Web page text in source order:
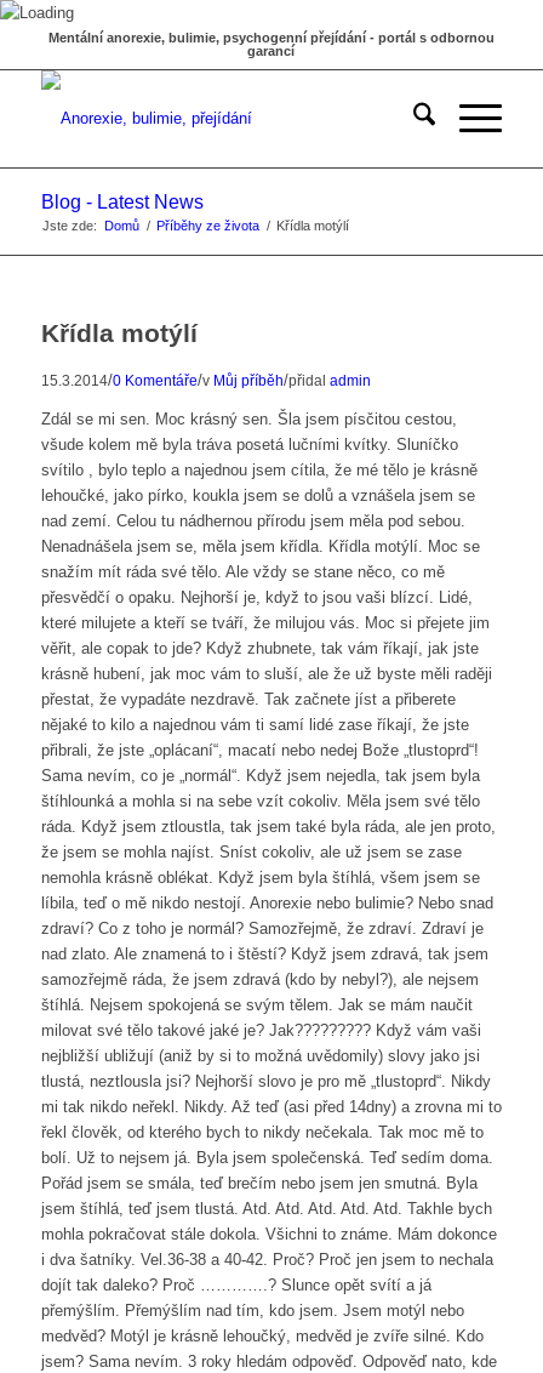
Mentální anorexie, bulimie, psychogenní přejídání - portál s odbornou
garancí
Blog - Latest News
Jste zde: Domů / Příběhy ze života / Křídla motýlí
Křídla motýlí
15.3.2014/0 Komentáře/v Můj příběh/přidal admin
Zdál se mi sen. Moc krásný sen. Šla jsem písčitou cestou,
všude kolem mě byla tráva posetá lučními kvítky. Sluníčko
svítilo , bylo teplo a najednou jsem cítila, že mé tělo je krásně
lehoučké, jako pírko, koukla jsem se dolů a vznášela jsem se
nad zemí. Celou tu nádhernou přírodu jsem měla pod sebou.
Nenadnášela jsem se, měla jsem křídla. Křídla motýlí. Moc se
snažím mít ráda své tělo. Ale vždy se stane něco, co mě
přesvědčí o opaku. Nejhorší je, když to jsou vaši blízcí. Lidé,
které milujete a kteří se tváří, že milujou vás. Moc si přejete jim
věřit, ale copak to jde? Když zhubnete, tak vám říkají, jak jste
krásně hubení, jak moc vám to sluší, ale že už byste měli raději
přestat, že vypadáte nezdravě. Tak začnete jíst a přiberete
nějaké to kilo a najednou vám ti samí lidé zase říkají, že jste
přibrali, že jste „oplácaní“, macatí nebo nedej Bože „tlustoprd“!
Sama nevím, co je „normál“. Když jsem nejedla, tak jsem byla
štíhlounká a mohla si na sebe vzít cokoliv. Měla jsem své tělo
ráda. Když jsem ztloustla, tak jsem také byla ráda, ale jen proto,
že jsem se mohla najíst. Sníst cokoliv, ale už jsem se zase
nemohla krásně oblékat. Když jsem byla štíhlá, všem jsem se
líbila, teď o mě nikdo nestojí. Anorexie nebo bulimie? Nebo snad
zdraví? Co z toho je normál? Samozřejmě, že zdraví. Zdraví je
nad zlato. Ale znamená to i štěstí? Když jsem zdravá, tak jsem
samozřejmě ráda, že jsem zdravá (kdo by nebyl?), ale nejsem
štíhlá. Nejsem spokojená se svým tělem. Jak se mám naučit
milovat své tělo takové jaké je? Jak????????? Když vám vaši
nejbližší ubližují (aniž by si to možná uvědomily) slovy jako jsi
tlustá, neztlousla jsi? Nejhorší slovo je pro mě „tlustoprd“. Nikdy
mi tak nikdo neřekl. Nikdy. Až teď (asi před 14dny) a zrovna mi to
řekl člověk, od kterého bych to nikdy nečekala. Tak moc mě to
bolí. Už to nejsem já. Byla jsem společenská. Teď sedím doma.
Pořád jsem se smála, teď brečím nebo jsem jen smutná. Byla
jsem štíhlá, teď jsem tlustá. Atd. Atd. Atd. Atd. Atd. Takhle bych
mohla pokračovat stále dokola. Všichni to známe. Mám dokonce
i dva šatníky. Vel.36-38 a 40-42. Proč? Proč jen jsem to nechala
dojít tak daleko? Proč ………….? Slunce opět svítí a já
přemýšlím. Přemýšlím nad tím, kdo jsem. Jsem motýl nebo
medvěd? Motýl je krásně lehoučký, medvěd je zvíře silné. Kdo
jsem? Sama nevím. 3 roky hledám odpověď. Odpověď nato, kde